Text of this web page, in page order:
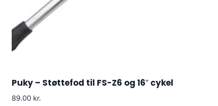
Puky – Støttefod til FS-Z6 og 16″ cykel
89.00 kr.